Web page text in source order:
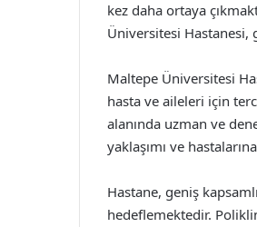
kez daha ortaya
Üniversitesi Hastanesi,
Maltepe Üniversitesi
hasta ve aileleri için
alanında uzman ve
yaklaşımı ve
Hastane, geniş
hedeflemektedir.